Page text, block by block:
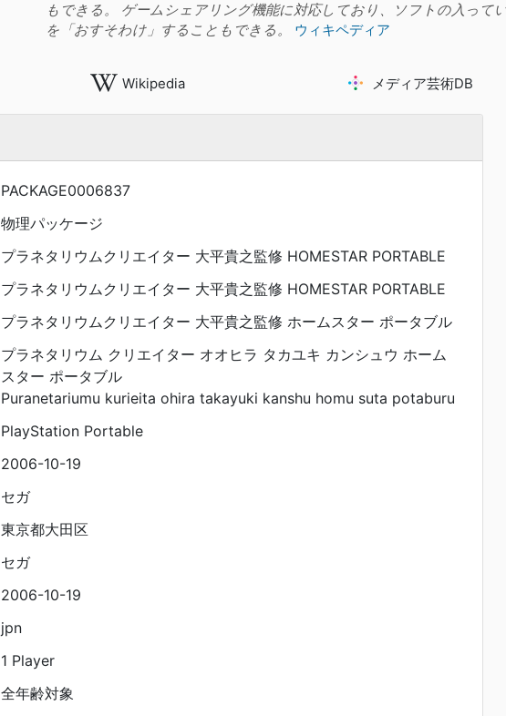
もできる。 ゲームシェアリング機能に対応しており、ソフトの入って
を「おすそわけ」することもできる。
ウィキペディア
Wikipedia メディア芸術DB
PACKAGE0006837
物理パッケージ
プラネタリウムクリエイター 大平貴之監修 HOMESTAR PORTABLE
プラネタリウムクリエイター 大平貴之監修 HOMESTAR PORTABLE
プラネタリウムクリエイター 大平貴之監修 ホームスター ポータブル
プラネタリウム クリエイター オオヒラ タカユキ カンシュウ ホーム
スター ポータブル
Puranetariumu kurieita ohira takayuki kanshu homu suta potaburu
PlayStation Portable
2006-10-19
セガ
東京都大田区
セガ
2006-10-19
jpn
1 Player
全年齢対象